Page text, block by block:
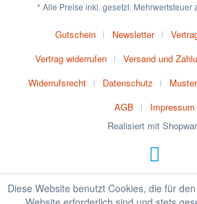
* Alle Preise inkl. gesetzl. Mehrwertsteuer
Gutschein Newsletter
Vertrag widerrufen
Versand und
Widerrufsrecht
Datenschutz
AGB
Impressum
Realisiert mit
Diese Website benutzt Cookies, die für